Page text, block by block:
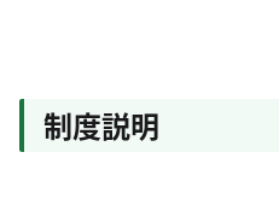
制度説明